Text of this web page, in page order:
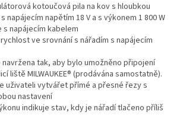
kotoučová pila na kov s hloubkou
napájecím napětím 18 V a s výkonem 1 800 W
s napájecím kabelem
ve srovnání s nářadím s napájecím
navržena tak, aby bylo umožněno připojení
liště MILWAUKEE® (prodávána samostatně).
uživateli vytvářet přímé a přesné řezy s
nastavení
indikuje stav, kdy je nářadí tlačeno příliš